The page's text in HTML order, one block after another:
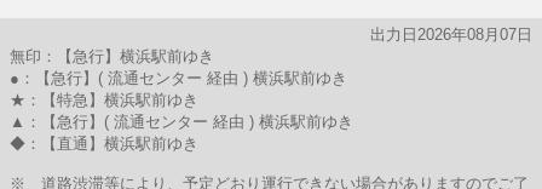
出力日2026年08月07日
無印：【急行】横浜駅前ゆき
●：【急行】( 流通センター 経由 ) 横浜駅前ゆき
★：【特急】横浜駅前ゆき
▲：【急行】( 流通センター 経由 ) 横浜駅前ゆき
◆：【直通】横浜駅前ゆき
※ 道路渋滞等により、予定どおり運行できない場合がありますのでご了